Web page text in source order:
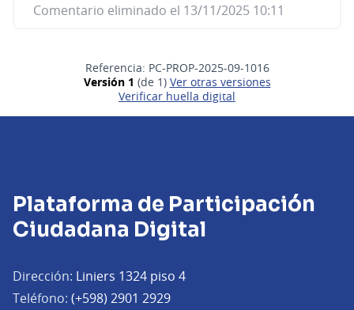
Comentario eliminado el 13/11/2025 10:11
Referencia: PC-PROP-2025-09-1016
Versión 1 (de 1)
ver otras versiones
Verificar huella digital
Plataforma de Participación
Ciudadana Digital
Dirección: Liniers 1324 piso 4
Teléfono: (+598) 2901 2929